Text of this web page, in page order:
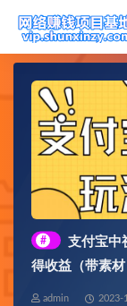
#
支付宝中
得收益（带素材
admin 2023-